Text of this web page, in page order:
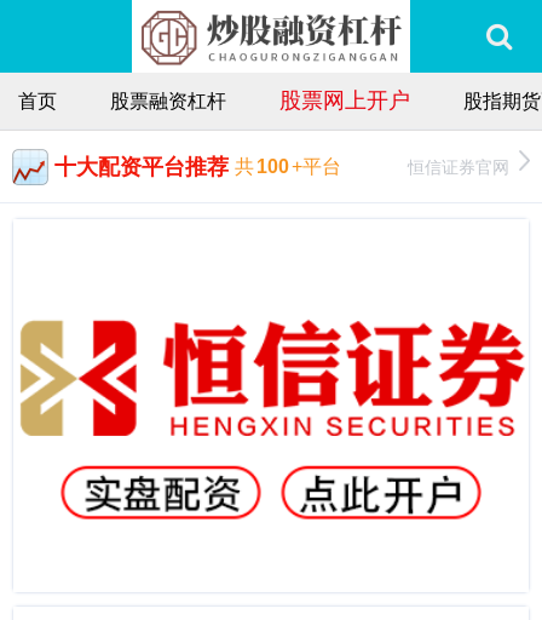
首页 股票融资杠杆 股票网上开户 股指期
十大配资平台推荐 共100+平台 恒信证券官网